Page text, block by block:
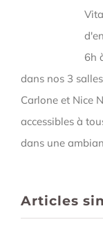
6h
dans nos 3
Carlone et Nice
accessibles à
dans une
Articles